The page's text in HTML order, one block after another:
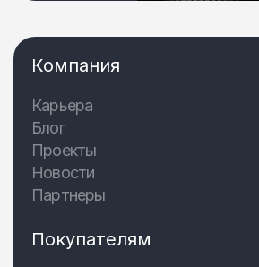
Компания
Карьера
Блог
Проекты
Новости
Партнеры
Покупателям